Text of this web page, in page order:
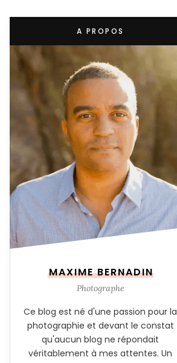
A PROPOS
MAXIME BERNADIN
Photographe
Ce blog est né d'une passion pour la
photographie et devant le constat
qu'aucun blog ne répondait
véritablement à mes attentes. Un